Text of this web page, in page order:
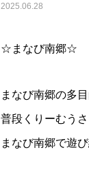
2025.06.28
☆まなび南郷☆
まなび南郷の多
普段くりーむう
まなび南郷で遊